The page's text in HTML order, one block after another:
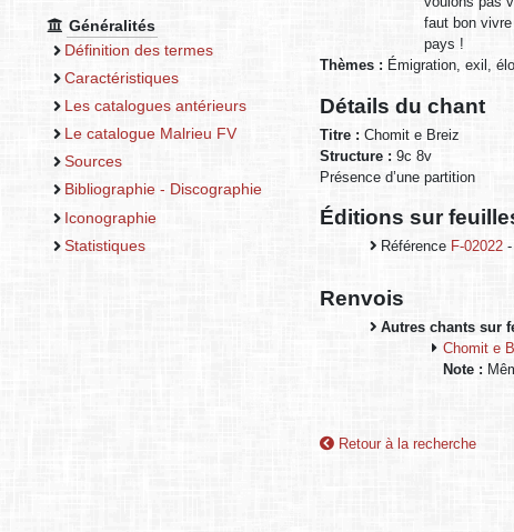
Généralités
Définition des termes
Caractéristiques
Les catalogues antérieurs
Le catalogue Malrieu FV
Sources
Bibliographie - Discographie
Iconographie
Statistiques
faut bon
pays !
Thèmes : Émigration, exil,
Détails du chant
Titre : Chomit e Breiz
Structure : 9c 8v
Présence d’une partition
Éditions sur
Référence F-02022
Renvois
Autres chants sur
Chomit e
Note :
Retour à la recherche